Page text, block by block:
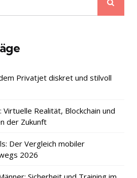
Privatjet diskret und stilvoll
Realität, Blockchain und
der Zukunft
Der Vergleich mobiler
2026